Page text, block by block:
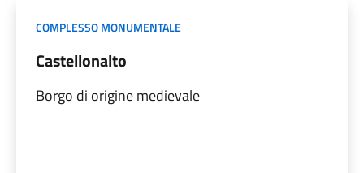
COMPLESSO MONUMENTALE
Castellonalto
Borgo di origine medievale